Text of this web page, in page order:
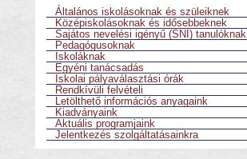
Általános iskolásoknak és szüleiknek
Középiskolásoknak és idősebbeknek
Sajátos nevelési igényű (SNI) tanulóknak
Pedagógusoknak
Iskoláknak
Egyéni tanácsadás
Iskolai pályaválasztási órák
Rendkívüli felvételi
Letölthető információs anyagaink
Kiadványaink
Aktuális programjaink
Jelentkezés szolgáltatásainkra